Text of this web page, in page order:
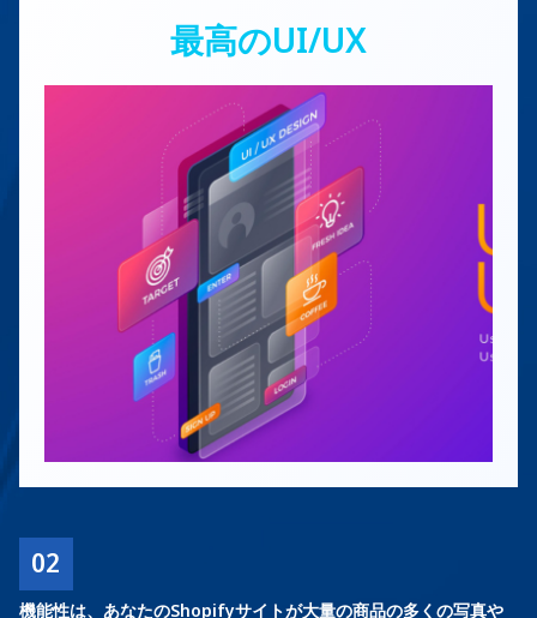
最高のUI/UX
02
機能性は、あなたのShopifyサイトが大量の商品の多くの写真や